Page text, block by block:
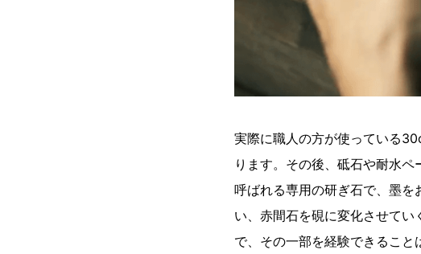
実際に職人の方が使っている
ります。その後、砥石や耐水
呼ばれる専用の研ぎ石で、墨
い、赤間石を硯に変化させて
で、その一部を経験できるこ